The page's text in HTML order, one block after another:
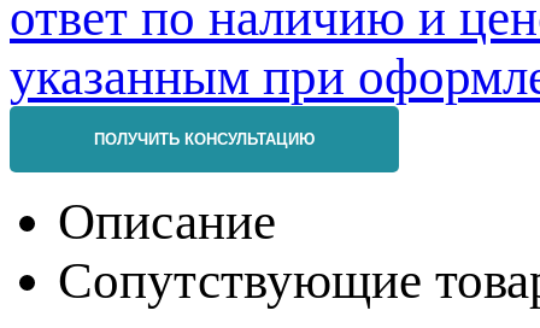
ПОЛУЧИТЬ КОНСУЛЬТАЦИЮ
Описание
Сопутствующие